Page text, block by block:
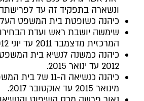
ונשארה בתפקיד זה עד לפרישתה
כיהנה כשופטת בית המשפט
שימשה יושבת ראש ועדת
המרכזית מדצמבר 2011 עד יוני 2012
כיהנה כמשנה לנשיא בית המשפט
2012 עד ינואר 2015.
כיהנה כנשיאה ה-11 של
מינואר 2015 עד אוקטובר
2017
.